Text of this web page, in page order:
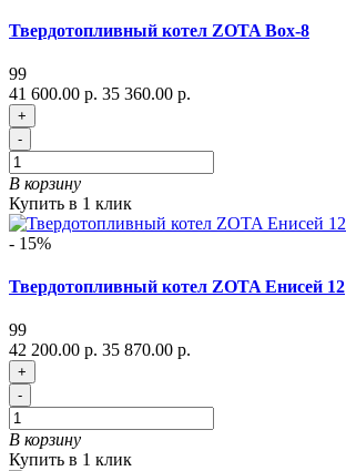
Твердотопливный котел ZOTA Box-8
99
41 600.00 р. 35 360.00 р.
+
-
В корзину
Купить в 1 клик
- 15%
Твердотопливный котел ZOTA Енисей 12
99
42 200.00 р. 35 870.00 р.
+
-
В корзину
Купить в 1 клик